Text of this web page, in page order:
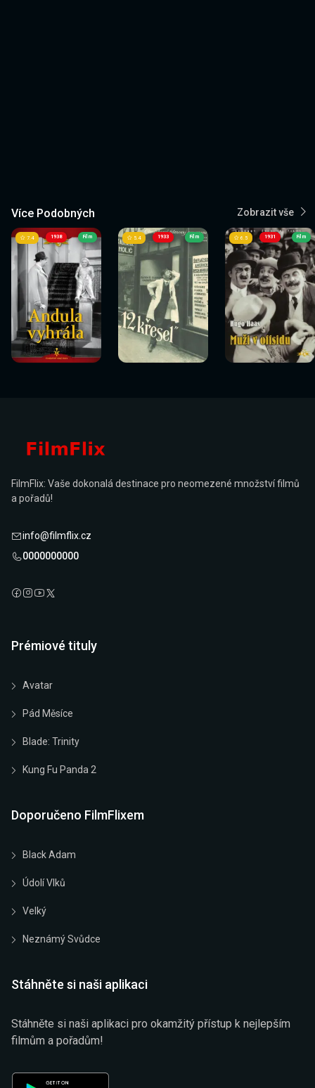
Více Podobných Zobrazit vše
1938
Sledovat
nyní
7.4 Film
Sledovat
nyní
1933
Sledovat
nyní
5.4 Film
Sledovat
nyní
1931
Sledovat
nyní
6.5 Film
Sledovat
FilmFlix: Vaše dokonalá destinace pro neomezené množství filmů
a pořadů!
info@filmflix.cz
0000000000
Prémiové tituly
Avatar
Pád Měsíce
Blade: Trinity
Kung Fu Panda 2
Doporučeno FilmFlixem
Black Adam
Údolí Vlků
Velký
Neznámý Svůdce
Stáhněte si naši aplikaci
Stáhněte si naši aplikaci pro okamžitý přístup k nejlepším
filmům a pořadům!